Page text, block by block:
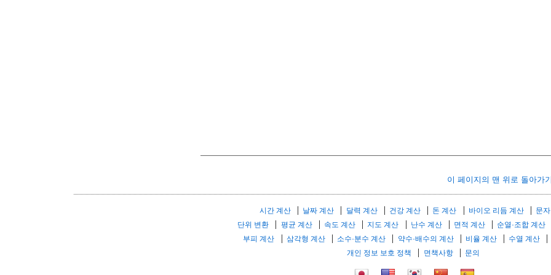
이 페이지의 맨 위로 돌아가기
시간 계산 날짜 계산 달력 계산 건강 계산 돈 계산 바이오 리듬 계산
문
단위 변환
평균 계산 속도 계산 지도 계산 난수 계산 면적 계산 순열·조합 계산
부피 계산
삼각형 계산 소수·분수 계산 약수·배수의 계산 비율 계산 수열 계산
개인 정보 보호 정책
면책사항 문의